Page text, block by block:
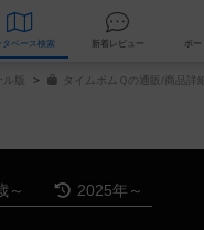
データベース 検索 新着レビュー
ル版 タイムボムＱの通販/商品詳細
～ 2025年～